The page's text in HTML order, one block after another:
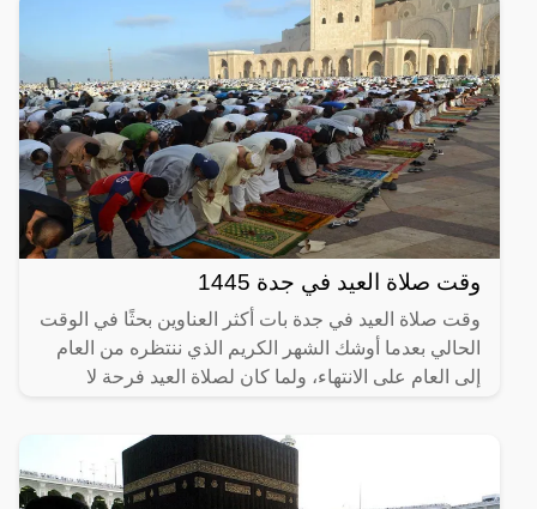
وقت صلاة العيد في جدة 1445
وقت صلاة العيد في جدة بات أكثر العناوين بحثًا في الوقت
الحالي بعدما أوشك الشهر الكريم الذي ننتظره من العام
إلى العام على الانتهاء، ولما كان لصلاة العيد فرحة لا